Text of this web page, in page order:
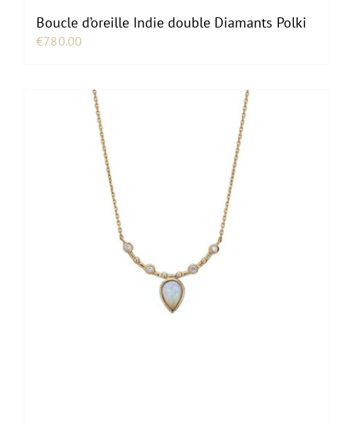
Boucle d’oreille Indie double Diamants Polki
€780.00